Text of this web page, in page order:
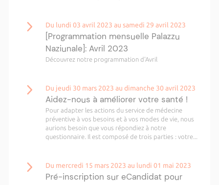
Du lundi 03 avril 2023 au samedi 29 avril 2023
[Programmation mensuelle Palazzu
Naziunale]: Avril 2023
Découvrez notre programmation d'Avril
Du jeudi 30 mars 2023 au dimanche 30 avril 2023
Aidez-nous à améliorer votre santé !
Pour adapter les actions du service de médecine
préventive à vos besoins et à vos modes de vie, nous
aurions besoin que vous répondiez à notre
questionnaire. Il est composé de trois parties : votre...
Du mercredi 15 mars 2023 au lundi 01 mai 2023
Pré-inscription sur eCandidat pour